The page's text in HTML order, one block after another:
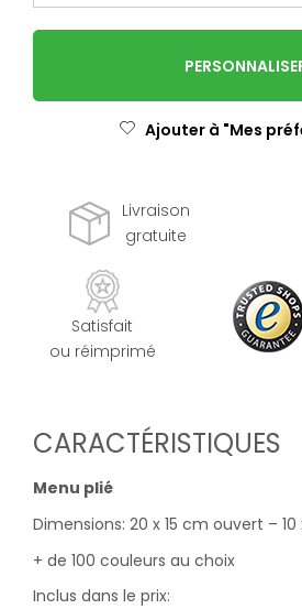
Ajouter à "Mes
Livraison
gratuite
Satisfait
ou réimprimé
CARACTÉRISTIQUES
Menu plié
Dimensions: 20 x 15 cm ouvert – 10
+ de 100 couleurs au choix
Inclus dans le prix: